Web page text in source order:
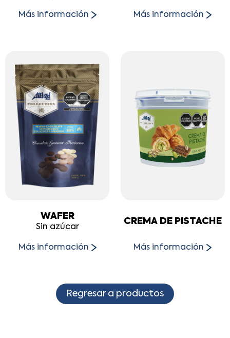
Más información Más información
WAFER
Sin azúcar
Más información
CREMA DE PISTACHE
Más información
Regresar a productos